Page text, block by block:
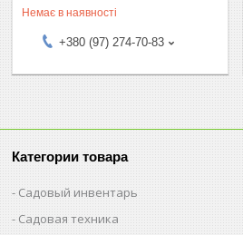
Немає в наявності
+380 (97) 274-70-83
Категории товара
Садовый инвентарь
Садовая техника